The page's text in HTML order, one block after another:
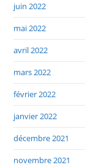
juin 2022
mai 2022
avril 2022
mars 2022
février 2022
janvier 2022
décembre 2021
novembre 2021